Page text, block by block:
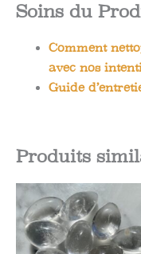
Soins du
Comment
avec nos
Guide
Produits